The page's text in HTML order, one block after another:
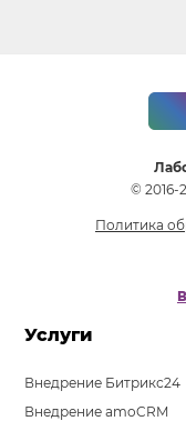
© 2016-
Политика
Услуги
Внедрение Битрикс24
Внедрение amoCRM